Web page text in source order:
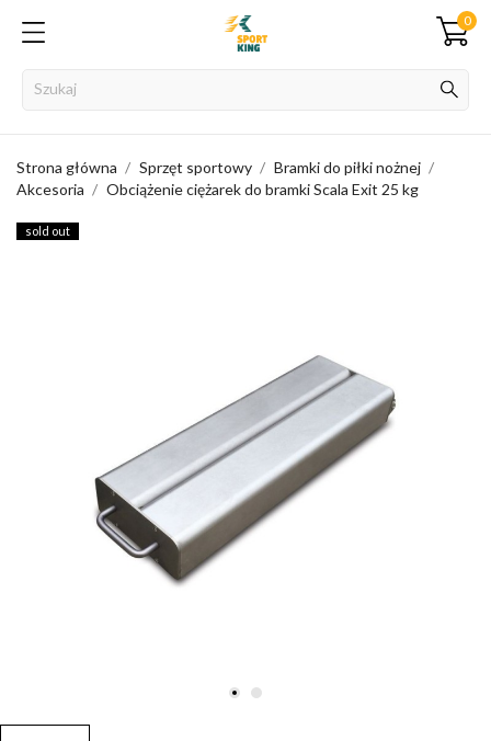
0
Strona główna Sprzęt sportowy
Bramki do piłki nożnej
Akcesoria
Obciążenie ciężarek do bramki Scala Exit 25 kg
sold out